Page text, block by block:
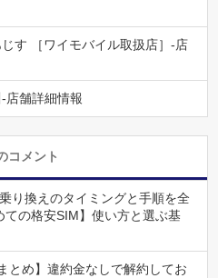
す ［ワイモバイル取扱店］-店
店舗詳細情報
コメント
り換えのタイミングと手順を全
ての格安SIM】使い方と選ぶ基
とめ】違約金なしで解約してお